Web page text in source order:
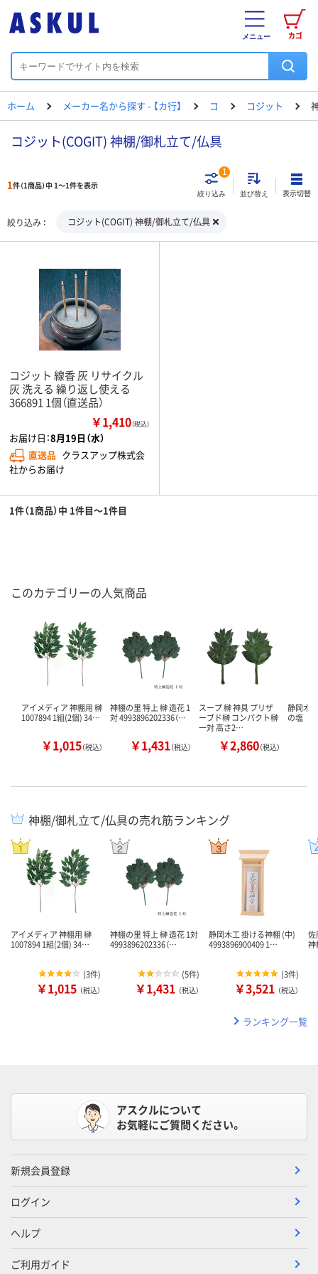
カゴ
メニュー
ホーム メーカー名から探す - 【カ行】 コ コジット
コジット(COGIT) 神棚/御札立て/仏具
1件（1商品）中 1～1件を表示
絞り込み
1
並び替え 表示切替
絞り込み コジット(COGIT) 神棚/御札立て/仏具
コジット 線香 灰 リサイクル
灰 洗える 繰り返し使える
366891 1個（直送品）
￥1,410（税込）
お届け日：8月19日（水）
直送品 クラスアップ株式会
社からお届け
1件（1商品）中 1件目～1件目
このカテゴリーの人気商品
アイメディア 神棚用 榊
1007894 1組(2個) 34…
￥1,015（税込）
神棚の里 特上 榊 造花 1
対 4993896202336（…
￥1,431（税込）
スープ 榊 神具 プリザ
ーブド榊 コンパクト榊
一対 高さ2…
￥2,860（税込）
静岡木
の塩
神棚/御札立て/仏具の売れ筋ランキング
アイメディア 神棚用 榊
1007894 1組(2個) 34…
(3件)
￥1,015 （税込）
神棚の里 特上 榊 造花 1対
4993896202336（…
(5件)
￥1,431 （税込）
静岡木工 掛ける神棚 (中)
4993896900409 1…
(3件)
￥3,521 （税込）
佐
神
ランキング一覧
アスクルについて
お気軽にご質問ください。
新規会員登録
ログイン
ヘルプ
ご利用ガイド